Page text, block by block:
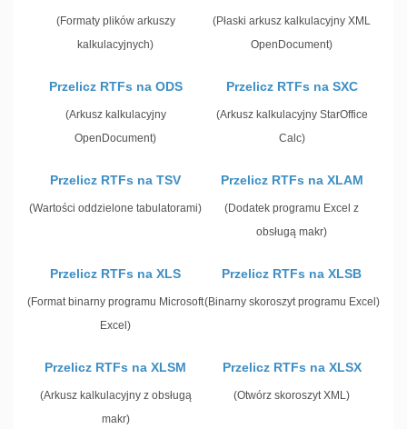
(Formaty plików arkuszy
kalkulacyjnych)
(Płaski arkusz kalkulacyjny XML
OpenDocument)
Przelicz RTFs na ODS
(Arkusz kalkulacyjny
OpenDocument)
Przelicz RTFs na SXC
(Arkusz kalkulacyjny StarOffice
Calc)
Przelicz RTFs na TSV
(Wartości oddzielone tabulatorami)
Przelicz RTFs na XLAM
(Dodatek programu Excel z
obsługą makr)
Przelicz RTFs na XLS
(Format binarny programu Microsoft
Excel)
Przelicz RTFs na XLSB
(Binarny skoroszyt programu Excel)
Przelicz RTFs na XLSM
(Arkusz kalkulacyjny z obsługą
makr)
Przelicz RTFs na XLSX
(Otwórz skoroszyt XML)